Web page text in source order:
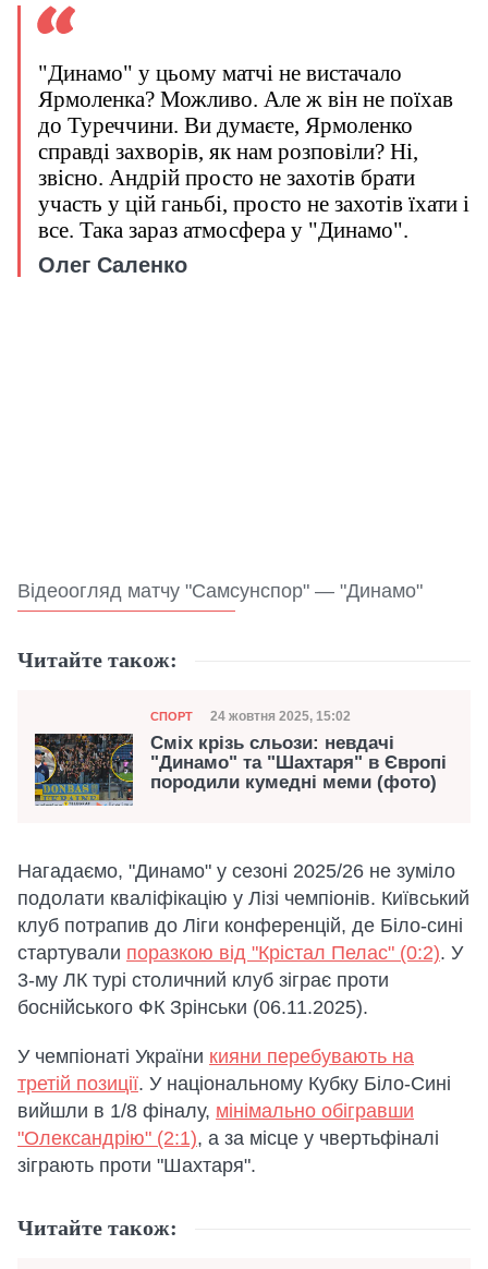
"Динамо" у цьому матчі не вистачало
Ярмоленка? Можливо. Але ж він не поїхав
до Туреччини. Ви думаєте, Ярмоленко
справді захворів, як нам розповіли? Ні,
звісно. Андрій просто не захотів брати
участь у цій ганьбі, просто не захотів їхати і
все. Така зараз атмосфера у "Динамо".
Олег Саленко
Відеоогляд матчу "Самсунспор" — "Динамо"
Читайте також:
Категорія
СПОРТ Дата публікації
24 жовтня 2025, 15:02
Сміх крізь сльози: невдачі
"Динамо" та "Шахтаря" в Європі
породили кумедні меми (фото)
Нагадаємо, "Динамо" у сезоні 2025/26 не зуміло
подолати кваліфікацію у Лізі чемпіонів. Київський
клуб потрапив до Ліги конференцій, де Біло-сині
стартували поразкою від "Крістал Пелас" (0:2). У
3-му ЛК турі столичний клуб зіграє проти
боснійського ФК Зрінськи (06.11.2025).
У чемпіонаті України кияни перебувають на
третій позиції. У національному Кубку Біло-Сині
вийшли в 1/8 фіналу, мінімально обігравши
"Олександрію" (2:1), а за місце у чвертьфіналі
зіграють проти "Шахтаря".
Читайте також: